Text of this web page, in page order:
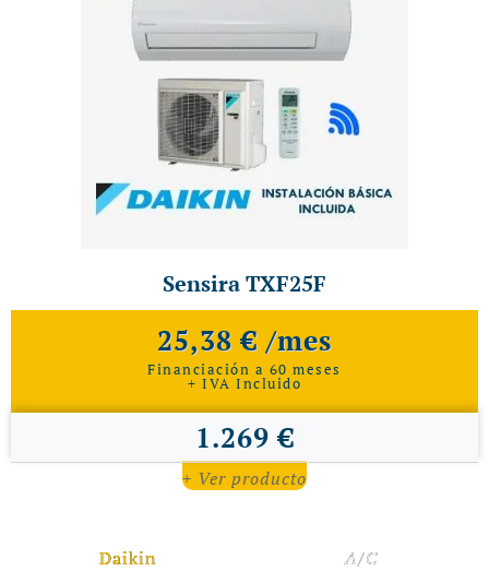
Sensira TXF25F
25,38 € /mes
Financiación a 60 meses
+ IVA Incluido
1.269 €
+ Ver producto
Daikin A/C